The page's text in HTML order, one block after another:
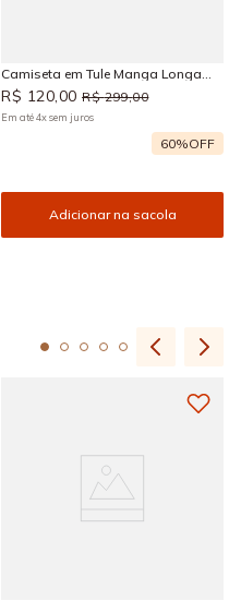
Camiseta em Tule Manga Longa
Nordic
R$ 120,00 R$ 299,00
Em até4xsem juros
60%OFF
Adicionar na sacola